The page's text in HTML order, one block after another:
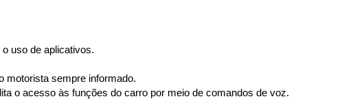
uso de aplicativos.
motorista sempre informado.
o acesso às funções do carro por meio de comandos de voz.